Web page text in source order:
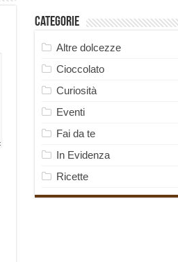
Categorie
Altre dolcezze
Cioccolato
Curiosità
Eventi
Fai da te
In Evidenza
Ricette